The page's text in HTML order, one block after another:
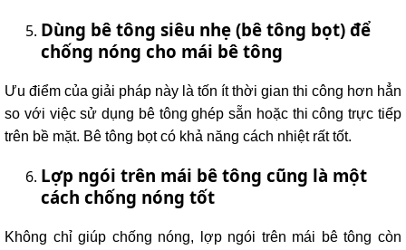
Dùng bê tông siêu nhẹ (bê tông bọt) để
chống nóng cho mái bê tông
Ưu điểm của giải pháp này là tốn ít thời gian thi công hơn hẳn
so với việc sử dụng bê tông ghép sẵn hoặc thi công trực tiếp
trên bề mặt. Bê tông bọt có khả năng cách nhiệt rất tốt.
Lợp ngói trên mái bê tông cũng là một
cách chống nóng tốt
Không chỉ giúp chống nóng, lợp ngói trên mái bê tông còn